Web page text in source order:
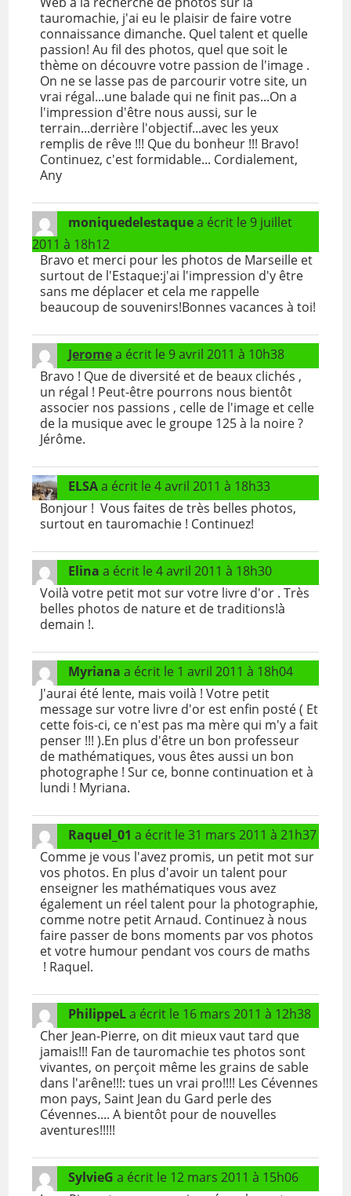
tauromachie, j'ai eu le plaisir de faire votre
connaissance dimanche. Quel talent et quelle
passion! Au fil des photos, quel que soit le
thème on découvre votre passion de l'image .
On ne se lasse pas de parcourir votre site, un
vrai régal...une balade qui ne finit pas...On a
l'impression d'être nous aussi, sur le
terrain...derrière l'objectif...avec les yeux
remplis de rêve !!! Que du bonheur !!! Bravo!
Continuez, c'est formidable... Cordialement,
Any
moniquedelestaquea écrit le 9 juillet
2011 à 18h12
Bravo et merci pour les photos de Marseille et
surtout de l'Estaque:j'ai l'impression d'y être
sans me déplacer et cela me rappelle
beaucoup de souvenirs!Bonnes vacances à toi!
Jeromea écrit le 9 avril 2011 à 10h38
Bravo ! Que de diversité et de beaux clichés ,
un régal ! Peut-être pourrons nous bientôt
associer nos passions , celle de l'image et celle
de la musique avec le groupe 125 à la noire ?
Jérôme.
ELSAa écrit le 4 avril 2011 à 18h33
Bonjour ! Vous faites de très belles photos,
surtout en tauromachie ! Continuez!
Elinaa écrit le 4 avril 2011 à 18h30
Voilà votre petit mot sur votre livre d'or . Très
belles photos de nature et de traditions!à
demain !.
Myrianaa écrit le 1 avril 2011 à 18h04
J'aurai été lente, mais voilà ! Votre petit
message sur votre livre d'or est enfin posté ( Et
cette fois-ci, ce n'est pas ma mère qui m'y a fait
penser !!! ).En plus d'être un bon professeur
de mathématiques, vous êtes aussi un bon
photographe ! Sur ce, bonne continuation et à
lundi ! Myriana.
Raquel_01a écrit le 31 mars 2011 à 21h37
Comme je vous l'avez promis, un petit mot sur
vos photos. En plus d'avoir un talent pour
enseigner les mathématiques vous avez
également un réel talent pour la photographie,
comme notre petit Arnaud. Continuez à nous
faire passer de bons moments par vos photos
et votre humour pendant vos cours de maths
! Raquel.
PhilippeLa écrit le 16 mars 2011 à 12h38
Cher Jean-Pierre, on dit mieux vaut tard que
jamais!!! Fan de tauromachie tes photos sont
vivantes, on perçoit même les grains de sable
dans l'arêne!!!: tues un vrai pro!!!! Les Cévennes
mon pays, Saint Jean du Gard perle des
Cévennes.... A bientôt pour de nouvelles
aventures!!!!!
SylvieGa écrit le 12 mars 2011 à 15h06